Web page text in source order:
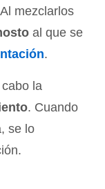
mezclarlos
al que se
.
la
. Cuando
se lo